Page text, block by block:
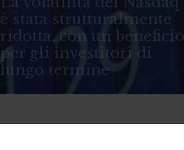
è stata strutturalmente
ridotta, con un beneficio
per gli investitori di
lungo termine